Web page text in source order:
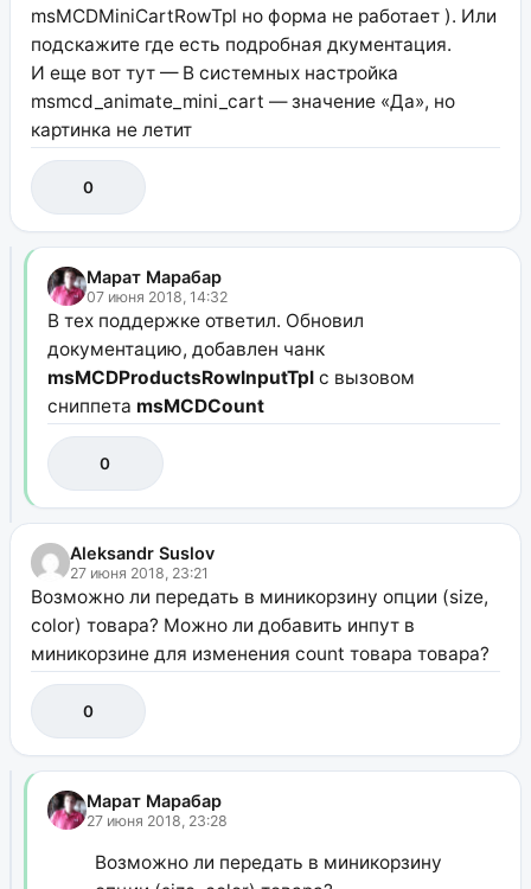
msMCDMiniCartRowTpl но форма не работает ). Или
подскажите где есть подробная дкументация.
И еще вот тут — В системных настройка
msmcd_animate_mini_cart — значение «Да», но
картинка не летит
0
Марат Марабар
07 июня 2018, 14:32
В тех поддержке ответил. Обновил
документацию, добавлен чанк
msMCDProductsRowInputTplс вызовом
сниппета msMCDCount
0
Aleksandr Suslov
27 июня 2018, 23:21
Возможно ли передать в миникорзину опции (size,
color) товара? Можно ли добавить инпут в
миникорзине для изменения count товара товара?
0
Марат Марабар
27 июня 2018, 23:28
Возможно ли передать в миникорзину